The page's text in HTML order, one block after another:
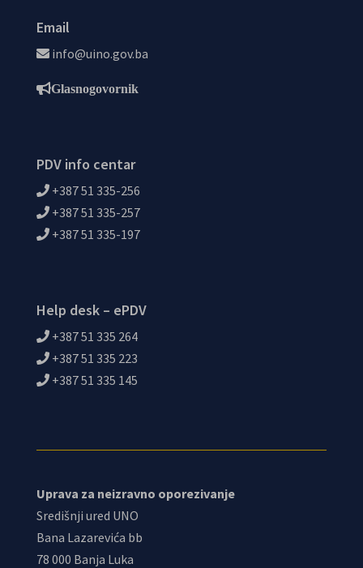
Email
info@uino.gov.ba
Glasnogovornik
PDV info centar
+387 51 335-256
+387 51 335-257
+387 51 335-197
Help desk – ePDV
+387 51 335 264
+387 51 335 223
+387 51 335 145
Uprava za neizravno oporezivanje
Središnji ured UNO
Bana Lazarevića bb
78 000 Banja Luka